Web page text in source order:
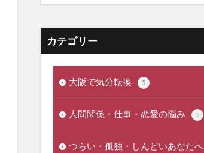
カテゴリー
大阪で気分転換 5
人間関係・仕事・恋愛の悩み 5
つらい・孤独・しんどいあなたへ